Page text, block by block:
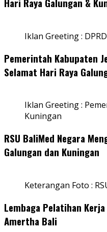
Hari Raya Galungan &
Iklan Greeting :
Pemerintah Kabupaten
Selamat Hari Raya
Iklan Greeting :
Kuningan
RSU BaliMed Negara
Galungan dan Kuningan
Keterangan Foto :
Lembaga Pelatihan
Amertha Bali